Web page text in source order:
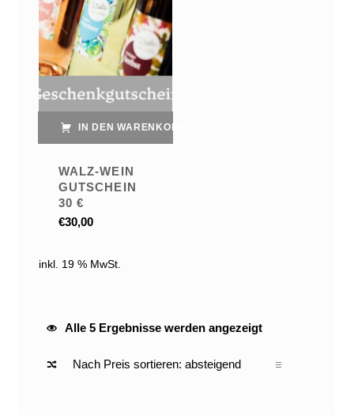
IN DEN WARENKORB
WALZ-WEIN
GUTSCHEIN
30 €
€30,00
inkl. 19 % MwSt.
Alle 5 Ergebnisse werden angezeigt